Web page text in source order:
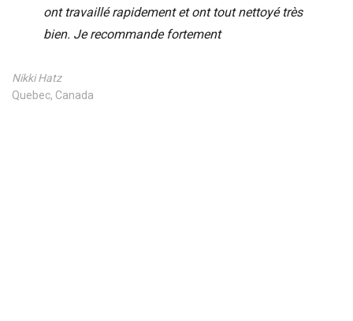
ont travaillé rapidement et ont tout nettoyé très
bien. Je recommande fortement
Nikki Hatz
Quebec, Canada